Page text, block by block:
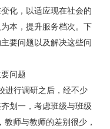
化，以适应现在社会的
本，提升服务档次。下
要问题以及解决这些问
问题
行调研之后，经不少
划一，考虑班级与班级
师与教师的差别很少，